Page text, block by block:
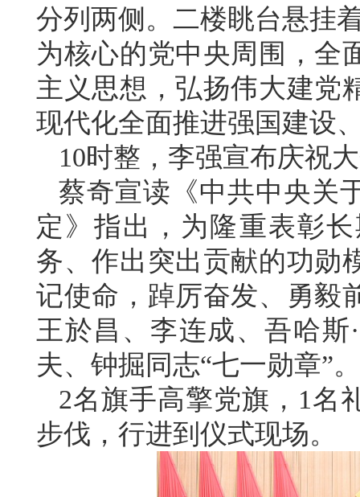
分列两侧。二楼眺台悬挂
为核心的党中央周围，全
主义思想，弘扬伟大建党
现代化全面推进强国建设
10时整，李强宣布庆祝
蔡奇宣读《中共中央关
定》指出，为隆重表彰
务、作出突出贡献的功勋
记使命，踔厉奋发、勇毅
王於昌、李连成、吾哈
夫、钟掘同志“七一勋章”。
2名旗手高擎党旗，1名
步伐，行进到仪式现场。